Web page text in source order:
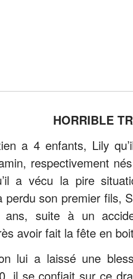
HORRIBLE
a 4 enfants, Lily
respectivement
a vécu la pire
perdu son premier fils,
ans, suite à un
avoir fait la fête en
lui a laissé une
il se confiait sur ce